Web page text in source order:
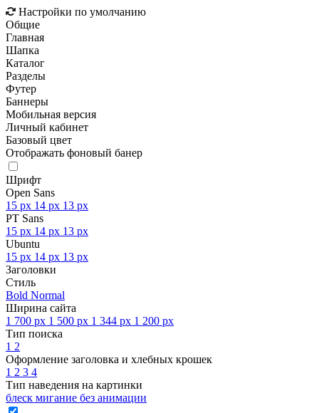
Настройки по умолчанию
Общие
Главная
Шапка
Каталог
Разделы
Футер
Баннеры
Мобильная версия
Личный кабинет
Базовый цвет
Отображать фоновый банер
Шрифт
Open Sans
15 px 14 px 13 px
PT Sans
15 px 14 px 13 px
Ubuntu
15 px 14 px 13 px
Заголовки
Стиль
Bold Normal
Ширина сайта
1 700 px 1 500 px 1 344 px 1 200 px
Тип поиска
1 2
Оформление заголовка и хлебных крошек
1 2 3 4
Тип наведения на картинки
блеск мигание без анимации